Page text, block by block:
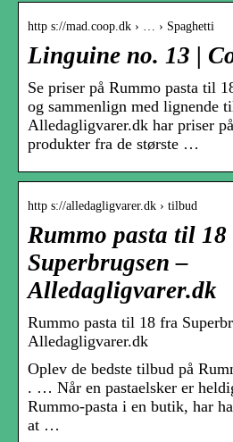
http s://mad.coop.dk › … › Spaghetti
Linguine no. 13 |
Se priser på Rummo pasta til
og sammenlign med lignende
Alledagligvarer.dk har priser
produkter fra de største …
http s://alledagligvarer.dk › tilbud
Rummo pasta til
Superbrugsen –
Alledagligvarer.dk
Rummo pasta til 18 fra
Alledagligvarer.dk
Oplev de bedste tilbud på
. … Når en pastaelsker er
Rummo-pasta i en butik, har
at …